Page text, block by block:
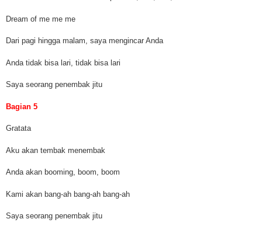
Dream of me me me
Dari pagi hingga malam, saya mengincar Anda
Anda tidak bisa lari, tidak bisa lari
Saya seorang penembak jitu
Bagian 5
Gratata
Aku akan tembak menembak
Anda akan booming, boom, boom
Kami akan bang-ah bang-ah bang-ah
Saya seorang penembak jitu